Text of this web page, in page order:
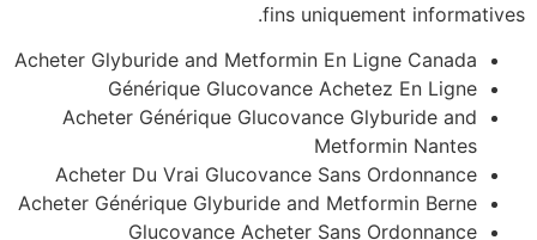
fins uniquement informatives.
Acheter Glyburide and Metformin En Ligne Canada
Générique Glucovance Achetez En Ligne
Acheter Générique Glucovance Glyburide and
Metformin Nantes
Acheter Du Vrai Glucovance Sans Ordonnance
Acheter Générique Glyburide and Metformin Berne
Glucovance Acheter Sans Ordonnance